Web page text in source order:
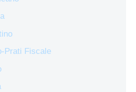
Prati Fiscale